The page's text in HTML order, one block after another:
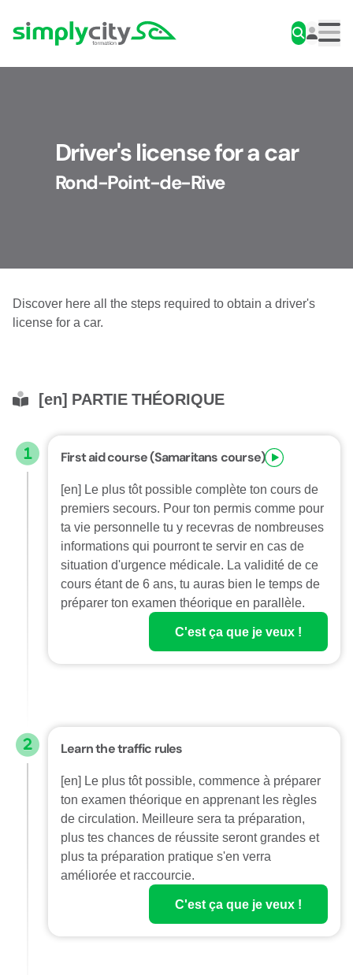
Simplycity
Driver's license for a car
Rond-Point-de-Rive
Discover here all the steps required to obtain a driver's
license for a car.
[en] PARTIE THÉORIQUE
First aid course (Samaritans course)
[en] Le plus tôt possible complète ton cours de
premiers secours. Pour ton permis comme pour
ta vie personnelle tu y recevras de nombreuses
informations qui pourront te servir en cas de
situation d'urgence médicale. La validité de ce
cours étant de 6 ans, tu auras bien le temps de
préparer ton examen théorique en parallèle.
C'est ça que je veux !
Learn the traffic rules
[en] Le plus tôt possible, commence à préparer
ton examen théorique en apprenant les règles
de circulation. Meilleure sera ta préparation,
plus tes chances de réussite seront grandes et
plus ta préparation pratique s'en verra
améliorée et raccourcie.
C'est ça que je veux !